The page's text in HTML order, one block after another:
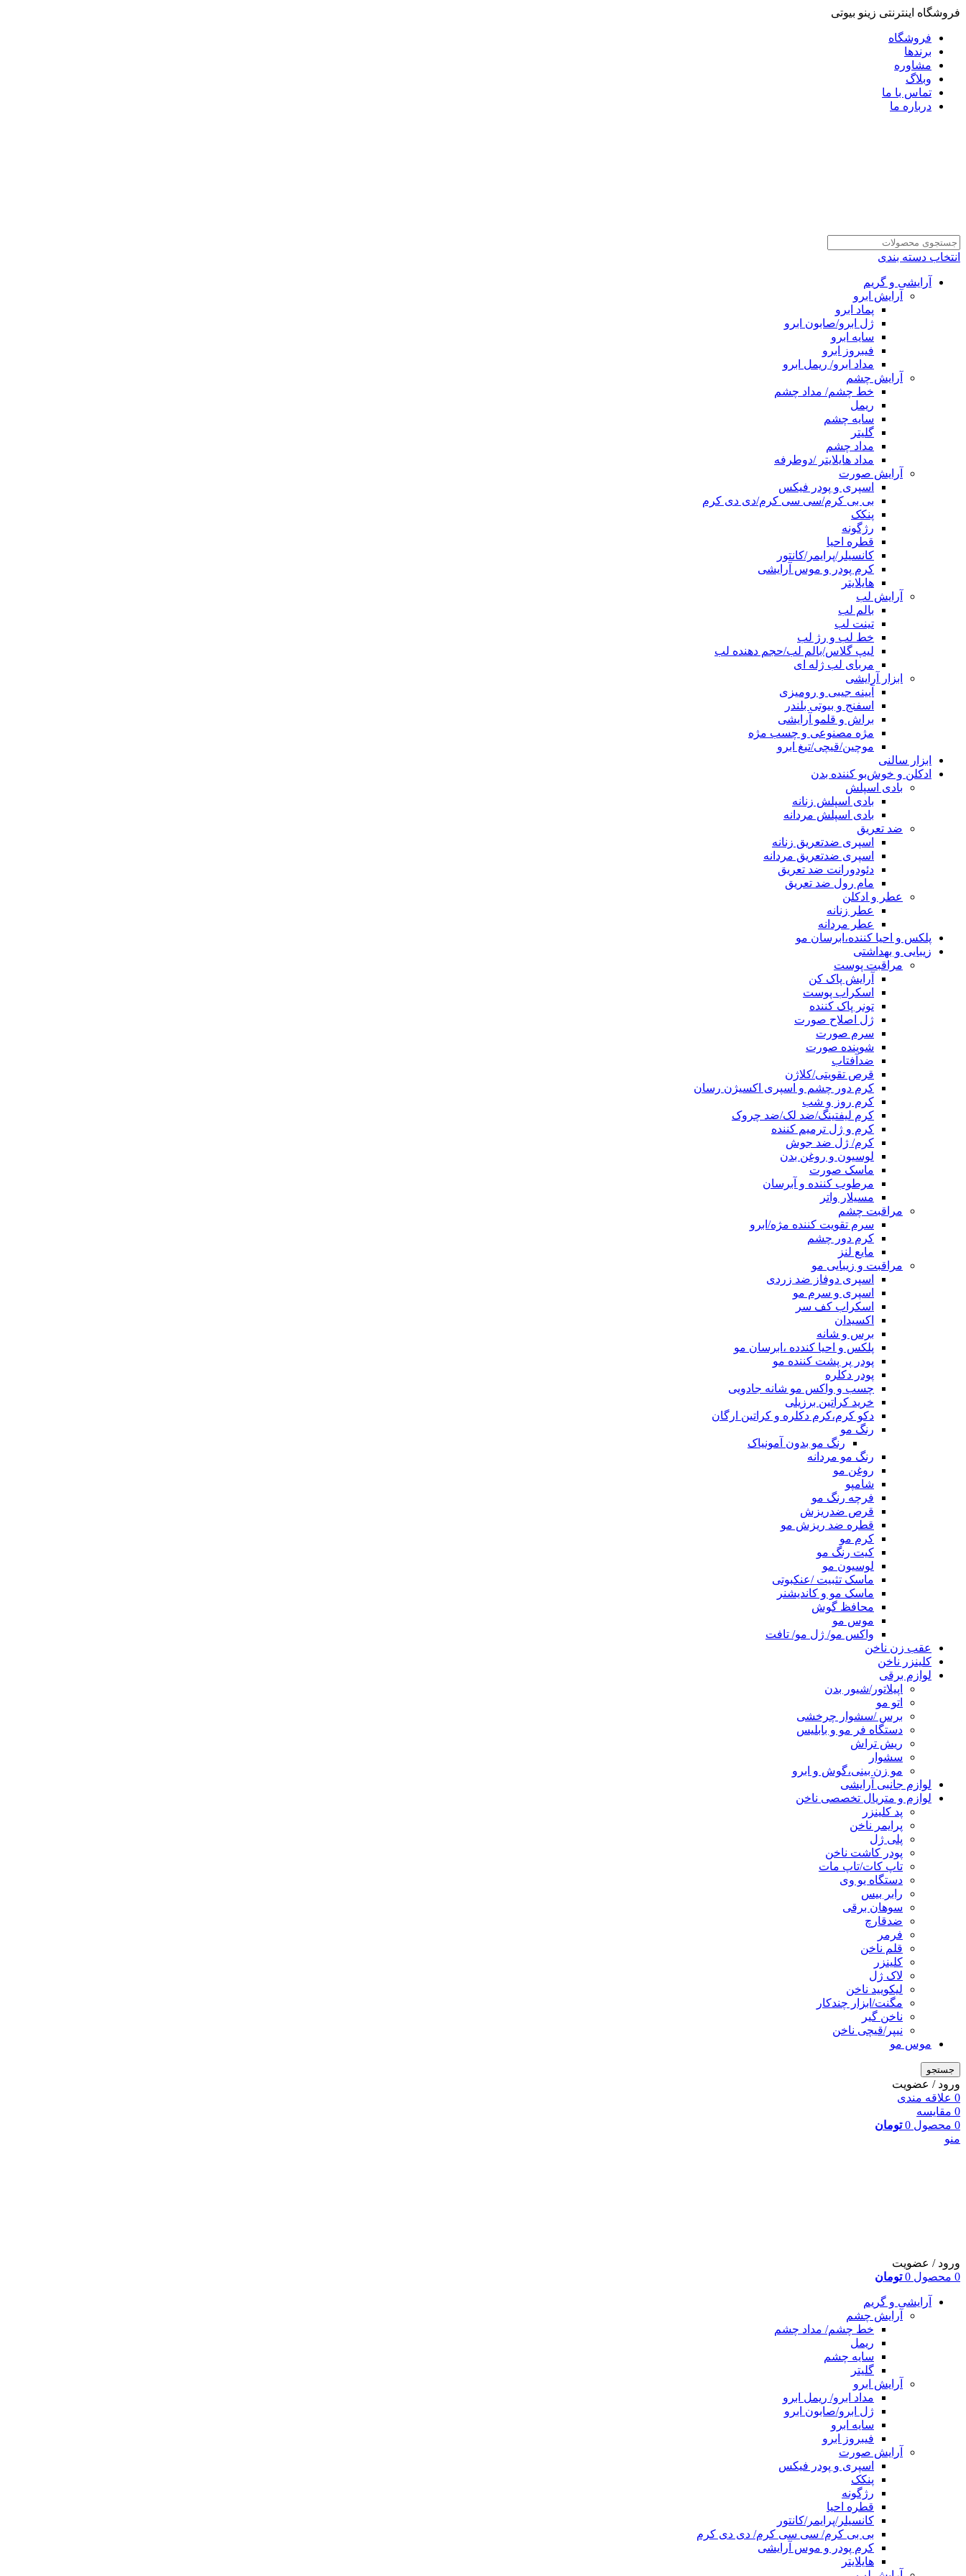
فروشگاه اینترنتی زینو بیوتی
فروشگاه
برندها
مشاوره
وبلاگ
تماس با ما
درباره ما
انتخاب دسته بندی
آرایشی و گریم
آرایش ابرو
پماد ابرو
ژل ابرو/صابون ابرو
سایه ابرو
فیبروز ابرو
مداد ابرو/ ریمل ابرو
آرایش چشم
خط چشم/ مداد چشم
ریمل
سایه چشم
گلیتر
مداد چشم
مداد هایلایتر /دوطرفه
آرایش صورت
اسپری و پودر فیکس
بی بی کرم/سی سی کرم/دی دی کرم
پنکک
رژگونه
قطره احیا
کانسیلر/پرایمر/کانتور
کرم پودر و موس آرایشی
هایلایتر
آرایش لب
بالم لب
تینت لب
خط لب و رژ لب
لیپ گلاس/بالم لب/حجم دهنده لب
مربای لب ژله ای
ابزار آرایشی
آیینه جیبی و رومیزی
اسفنج و بیوتی بلندر
براش و قلمو آرایشی
مژه مصنوعی و چسب مژه
موچین/قیچی/تیغ ابرو
ابزار سالنی
ادکلن و خوش‌بو کننده بدن
بادی اسپلش
بادی اسپلش زنانه
بادی اسپلش مردانه
ضد تعریق
اسپری ضدتعریق زنانه
اسپری ضدتعریق مردانه
دئودورانت ضد تعریق
مام رول ضد تعریق
عطر و ادکلن
عطر زنانه
عطر مردانه
پلکس و احیا کننده،ابرسان مو
زیبایی و بهداشتی
مراقبت پوست
آرایش پاک کن
اسکراب پوست
تونر پاک کننده
ژل اصلاح صورت
سرم صورت
شوینده صورت
ضدآفتاب
قرص تقویتی/کلاژن
کرم دور چشم و اسپری اکسیژن رسان
کرم روز و شب
کرم لیفتینگ/ضد لک/ضد چروک
کرم و ژل ترمیم کننده
کرم/ ژل ضد جوش
لوسیون و روغن بدن
ماسک صورت
مرطوب کننده و آبرسان
مسیلار واتر
مراقبت چشم
سرم تقویت کننده مژه/ابرو
کرم دور چشم
مایع لنز
مراقبت و زیبایی مو
اسپری دوفاز ضد زردی
اسپری و سرم مو
اسکراب کف سر
اکسیدان
برس و شانه
پلکس و احیا کندده ،ابرسان مو
پودر پر پشت کننده مو
پودر دکلره
چسب و واکس مو شانه جادویی
خرید کراتین برزیلی
دکو کرم،کرم دکلره و کراتین ارگان
رنگ مو
رنگ مو بدون آمونیاک
رنگ مو مردانه
روغن مو
شامپو
فرچه رنگ مو
قرص ضدریزش
قطره ضد ریزش مو
کرم مو
کیت رنگ مو
لوسیون مو
ماسک تثبیت /عنکبوتی
ماسک مو و کاندیشنر
محافظ گوش
موس مو
واکس مو/ ژل مو/ تافت
عقب زن ناخن
کلینزر ناخن
لوازم برقی
اپیلاتور/شیور بدن
اتو مو
برس /سشوار چرخشی
دستگاه فر مو و بابلیس
ریش تراش
سشوار
مو زن بینی،گوش و ابرو
لوازم جانبی آرایشی
لوازم و متریال تخصصی ناخن
پد کلینزر
پرایمر ناخن
پلی ژل
پودر کاشت ناخن
تاپ کات/تاپ مات
دستگاه یو وی
رابر بیس
سوهان برقی
ضدقارچ
فرمر
قلم ناخن
کلینزر
لاک ژل
لیکوييد ناخن
مگنت/ابزار چندکار
ناخن گیر
نیپر/قیچی ناخن
موس مو
جستجو
ورود / عضویت
0 علاقه مندی
0 مقایسه
0 محصول 0 تومان
منو
ورود / عضویت
0 محصول 0 تومان
آرایشی و گریم
آرایش چشم
خط چشم/ مداد چشم
ریمل
سایه چشم
گلیتر
آرایش ابرو
مداد ابرو/ ریمل ابرو
ژل ابرو/صابون ابرو
سایه ابرو
فیبروز ابرو
آرایش صورت
اسپری و پودر فیکس
پنکک
رژگونه
قطره احیا
کانسیلر/پرایمر/کانتور
بی بی کرم/ سی سی کرم/ دی دی کرم
کرم پودر و موس آرایشی
هایلایتر